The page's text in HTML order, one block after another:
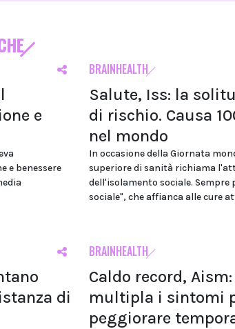
e
e benessere
BRAINHEALTH
Salute, Iss: la
di rischio. Causa
nel mondo
In occasione della Giornata
superiore di sanità richiama
dell'isolamento sociale. Sempre
sociale", che affianca alle cure
di
BRAINHEALTH
Caldo record,
multipla i sintomi
peggiorare